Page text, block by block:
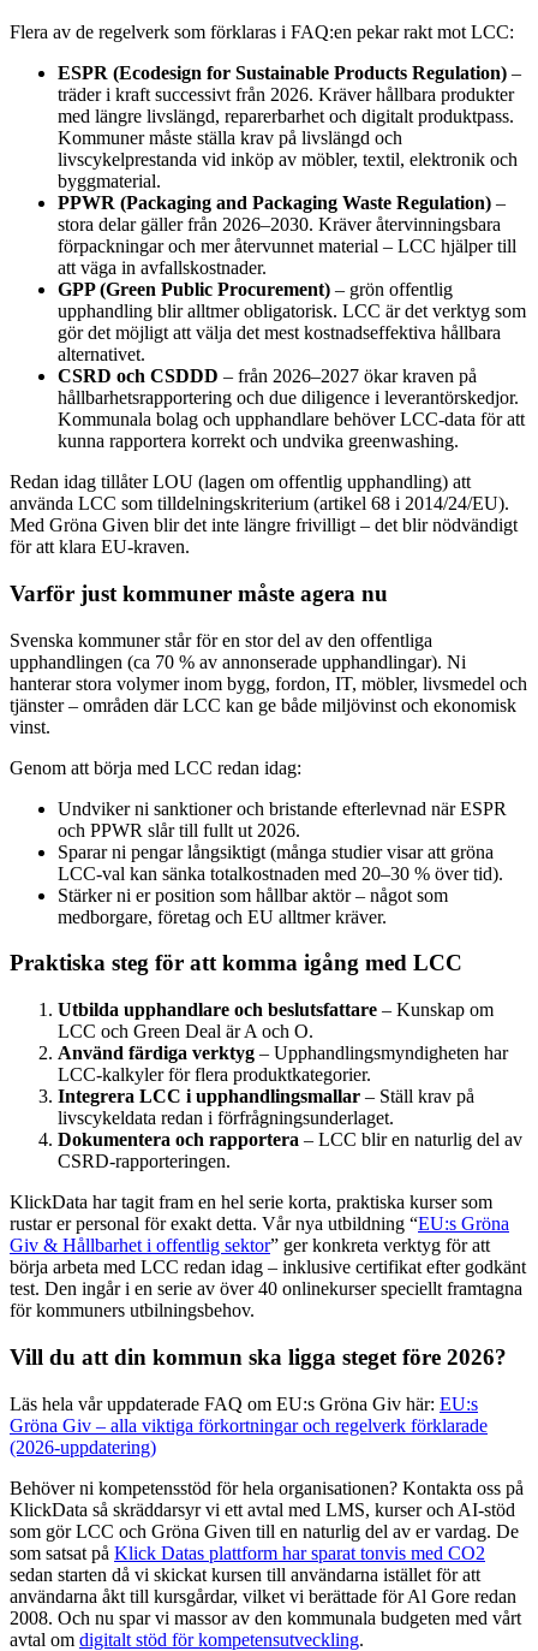
Flera av de regelverk som förklaras i FAQ:en pekar rakt mot LCC:
ESPR (Ecodesign for Sustainable Products Regulation) –
träder i kraft successivt från 2026. Kräver hållbara produkter
med längre livslängd, reparerbarhet och digitalt produktpass.
Kommuner måste ställa krav på livslängd och
livscykelprestanda vid inköp av möbler, textil, elektronik och
byggmaterial.
PPWR (Packaging and Packaging Waste Regulation) –
stora delar gäller från 2026–2030. Kräver återvinningsbara
förpackningar och mer återvunnet material – LCC hjälper till
att väga in avfallskostnader.
GPP (Green Public Procurement) – grön offentlig
upphandling blir alltmer obligatorisk. LCC är det verktyg som
gör det möjligt att välja det mest kostnadseffektiva hållbara
alternativet.
CSRD och CSDDD – från 2026–2027 ökar kraven på
hållbarhetsrapportering och due diligence i leverantörskedjor.
Kommunala bolag och upphandlare behöver LCC-data för att
kunna rapportera korrekt och undvika greenwashing.
Redan idag tillåter LOU (lagen om offentlig upphandling) att
använda LCC som tilldelningskriterium (artikel 68 i 2014/24/EU).
Med Gröna Given blir det inte längre frivilligt – det blir nödvändigt
för att klara EU-kraven.
Varför just kommuner måste agera nu
Svenska kommuner står för en stor del av den offentliga
upphandlingen (ca 70 % av annonserade upphandlingar). Ni
hanterar stora volymer inom bygg, fordon, IT, möbler, livsmedel och
tjänster – områden där LCC kan ge både miljövinst och ekonomisk
vinst.
Genom att börja med LCC redan idag:
Undviker ni sanktioner och bristande efterlevnad när ESPR
och PPWR slår till fullt ut 2026.
Sparar ni pengar långsiktigt (många studier visar att gröna
LCC-val kan sänka totalkostnaden med 20–30 % över tid).
Stärker ni er position som hållbar aktör – något som
medborgare, företag och EU alltmer kräver.
Praktiska steg för att komma igång med LCC
Utbilda upphandlare och beslutsfattare – Kunskap om
LCC och Green Deal är A och O.
Använd färdiga verktyg – Upphandlingsmyndigheten har
LCC-kalkyler för flera produktkategorier.
Integrera LCC i upphandlingsmallar – Ställ krav på
livscykeldata redan i förfrågningsunderlaget.
Dokumentera och rapportera – LCC blir en naturlig del av
CSRD-rapporteringen.
KlickData har tagit fram en hel serie korta, praktiska kurser som
rustar er personal för exakt detta. Vår nya utbildning “EU:s Gröna
Giv & Hållbarhet i offentlig sektor” ger konkreta verktyg för att
börja arbeta med LCC redan idag – inklusive certifikat efter godkänt
test. Den ingår i en serie av över 40 onlinekurser speciellt framtagna
för kommuners utbilningsbehov.
Vill du att din kommun ska ligga steget före 2026?
Läs hela vår uppdaterade FAQ om EU:s Gröna Giv här: EU:s
Gröna Giv – alla viktiga förkortningar och regelverk förklarade
(2026-uppdatering)
Behöver ni kompetensstöd för hela organisationen? Kontakta oss på
KlickData så skräddarsyr vi ett avtal med LMS, kurser och AI-stöd
som gör LCC och Gröna Given till en naturlig del av er vardag. De
som satsat på Klick Datas plattform har sparat tonvis med CO2
sedan starten då vi skickat kursen till användarna istället för att
användarna åkt till kursgårdar, vilket vi berättade för Al Gore redan
2008. Och nu spar vi massor av den kommunala budgeten med vårt
avtal om digitalt stöd för kompetensutveckling.